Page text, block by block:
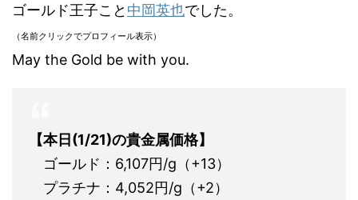
ゴールド王子こと 中岡英也でした。
（名前クリックでプロフィール表示）
May the Gold be with you.
【本日(1/21)の貴金属価格】
ゴールド：6,107円/g（+13）
プラチナ：4,052円/g（+2）